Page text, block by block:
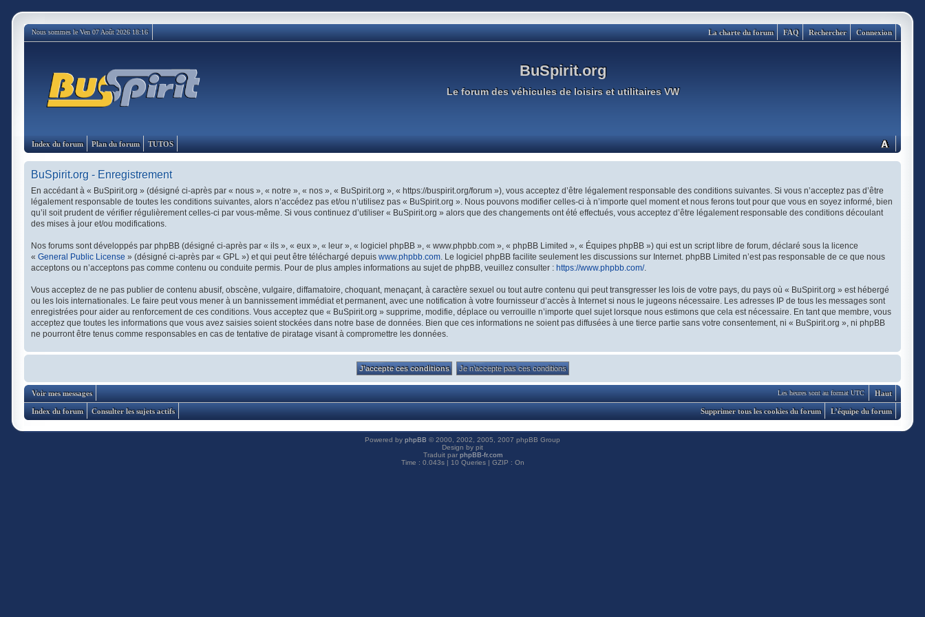
Nous sommes le Ven 07 Août 2026 18:16 Connexion
Rechercher
FAQ
La charte du forum
BuSpirit.org
Le forum des véhicules de loisirs et utilitaires VW
Index du forum Plan du forum TUTOS
BuSpirit.org - Enregistrement
En accédant à « BuSpirit.org » (désigné ci-après par « nous », « notre », « nos », « BuSpirit.org », « https://buspirit.org/forum »), vous acceptez d’être légalement responsable des conditions suivantes. Si vous n’acceptez pas d’être
légalement responsable de toutes les conditions suivantes, alors n’accédez pas et/ou n’utilisez pas « BuSpirit.org ». Nous pouvons modifier celles-ci à n’importe quel moment et nous ferons tout pour que vous en soyez informé, bien
qu’il soit prudent de vérifier régulièrement celles-ci par vous-même. Si vous continuez d’utiliser « BuSpirit.org » alors que des changements ont été effectués, vous acceptez d’être légalement responsable des conditions découlant
des mises à jour et/ou modifications.
Nos forums sont développés par phpBB (désigné ci-après par « ils », « eux », « leur », « logiciel phpBB », « www.phpbb.com », « phpBB Limited », « Équipes phpBB ») qui est un script libre de forum, déclaré sous la licence
« General Public License » (désigné ci-après par « GPL ») et qui peut être téléchargé depuis www.phpbb.com. Le logiciel phpBB facilite seulement les discussions sur Internet. phpBB Limited n’est pas responsable de ce que nous
acceptons ou n’acceptons pas comme contenu ou conduite permis. Pour de plus amples informations au sujet de phpBB, veuillez consulter : https://www.phpbb.com/.
Vous acceptez de ne pas publier de contenu abusif, obscène, vulgaire, diffamatoire, choquant, menaçant, à caractère sexuel ou tout autre contenu qui peut transgresser les lois de votre pays, du pays où « BuSpirit.org » est hébergé
ou les lois internationales. Le faire peut vous mener à un bannissement immédiat et permanent, avec une notification à votre fournisseur d’accès à Internet si nous le jugeons nécessaire. Les adresses IP de tous les messages sont
enregistrées pour aider au renforcement de ces conditions. Vous acceptez que « BuSpirit.org » supprime, modifie, déplace ou verrouille n’importe quel sujet lorsque nous estimons que cela est nécessaire. En tant que membre, vous
acceptez que toutes les informations que vous avez saisies soient stockées dans notre base de données. Bien que ces informations ne soient pas diffusées à une tierce partie sans votre consentement, ni « BuSpirit.org », ni phpBB
ne pourront être tenus comme responsables en cas de tentative de piratage visant à compromettre les données.
Haut
Les heures sont au format UTC
Voir mes messages
Index du forum Consulter les sujets actifs L’équipe du forum
Supprimer tous les cookies du forum
Powered by phpBB © 2000, 2002, 2005, 2007 phpBB Group
Design by pit
Traduit par phpBB-fr.com
Time : 0.043s | 10 Queries | GZIP : On